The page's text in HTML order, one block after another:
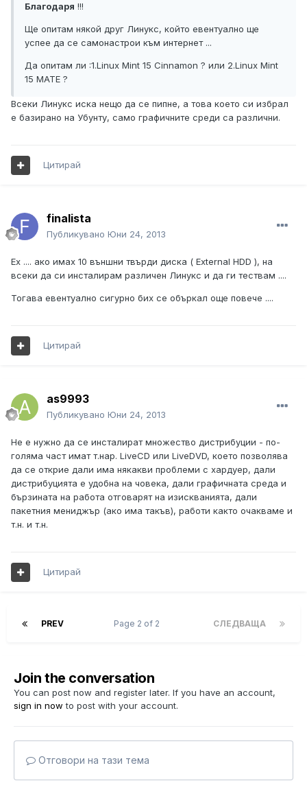
Благодаря !!!
Ще опитам някой друг Линукс, който евентуално ще
успее да се самонастрои към интернет ...
Да опитам ли :1.Linux Mint 15 Cinnamon ? или 2.Linux Mint
15 MATE ?
Всеки Линукс иска нещо да се пипне, а това което си избрал
е базирано на Убунту, само графичните среди са различни.
Цитирай
finalista
Публикувано Юни 24, 2013
Ех .... ако имах 10 външни твърди диска ( External HDD ), на
всеки да си инсталирам различен Линукс и да ги тествам ....
Тогава евентуално сигурно бих се объркал още повече ....
Цитирай
as9993
Публикувано Юни 24, 2013
Не е нужно да се инсталират множество дистрибуции - по-
голяма част имат т.нар. LiveCD или LiveDVD, което позволява
да се открие дали има някакви проблеми с хардуер, дали
дистрибуцията е удобна на човека, дали графичната среда и
бързината на работа отговарят на изискванията, дали
пакетния мениджър (ако има такъв), работи както очакваме и
т.н. и т.н.
Цитирай
PREV СЛЕДВАЩА
Page 2 of 2
Join the conversation
You can post now and register later. If you have an account,
sign in now to post with your account.
Отговори на тази тема